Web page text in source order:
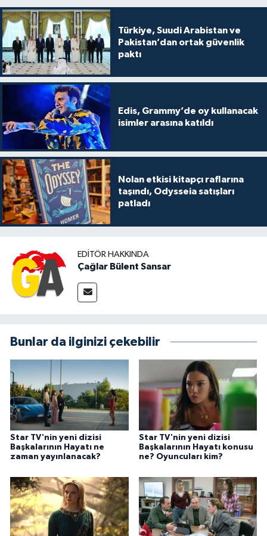
Türkiye, Suudi Arabistan ve
Pakistan’dan ortak güvenlik
paktı
Edis, Grammy’de oy kullanacak
isimler arasına katıldı
Nolan etkisi kitapçı raflarına
taşındı, Odysseia satışları
patladı
EDITÖR HAKKINDA
Çağlar Bülent Sansar
Bunlar da ilginizi çekebilir
Star TV'nin yeni dizisi
Başkalarının Hayatı ne
zaman yayınlanacak?
Star TV'nin yeni dizisi
Başkalarının Hayatı konusu
ne? Oyuncuları kim?